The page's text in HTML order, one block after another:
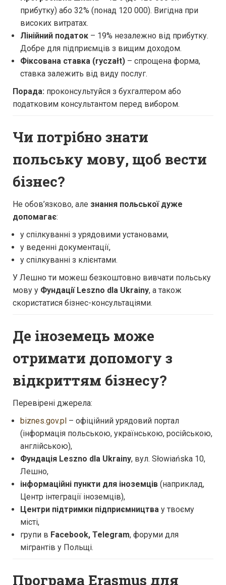
прибутку) або 32% (понад 120 000). Вигідна при
високих витратах.
Лінійний податок – 19% незалежно від прибутку.
Добре для підприємців з вищим доходом.
Фіксована ставка (ryczałt) – спрощена форма,
ставка залежить від виду послуг.
Порада: проконсультуйся з бухгалтером або
податковим консультантом перед вибором.
Чи потрібно знати
польську мову, щоб вести
бізнес?
Не обов’язково, але знання польської дуже
допомагає:
у спілкуванні з урядовими установами,
у веденні документації,
у спілкуванні з клієнтами.
У Лешно ти можеш безкоштовно вивчати польську
мову у Фундації Leszno dla Ukrainy, а також
скористатися бізнес-консультаціями.
Де іноземець може
отримати допомогу з
відкриттям бізнесу?
Перевірені джерела:
biznes.gov.pl – офіційний урядовий портал
(інформація польською, українською, російською,
англійською),
Фундація Leszno dla Ukrainy, вул. Słowiańska 10,
Лешно,
інформаційні пункти для іноземців (наприклад,
Центр інтеграції іноземців),
Центри підтримки підприємництва у твоєму
місті,
групи в Facebook, Telegram, форуми для
мігрантів у Польщі.
Програма Erasmus для